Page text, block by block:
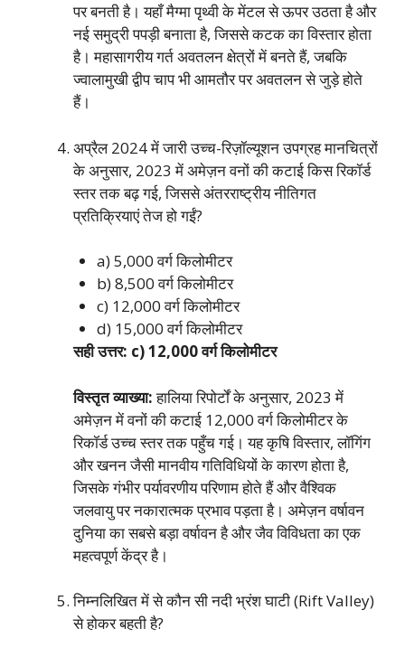
पर बनती है। यहाँ मैग्मा पृथ्वी के मेंटल से ऊपर उठता है और
नई समुद्री पपड़ी बनाता है, जिससे कटक का विस्तार होता
है। महासागरीय गर्त अवतलन क्षेत्रों में बनते हैं, जबकि
ज्वालामुखी द्वीप चाप भी आमतौर पर अवतलन से जुड़े होते
हैं।
अप्रैल 2024 में जारी उच्च-रिज़ॉल्यूशन उपग्रह मानचित्रों
के अनुसार, 2023 में अमेज़न वनों की कटाई किस रिकॉर्ड
स्तर तक बढ़ गई, जिससे अंतरराष्ट्रीय नीतिगत
प्रतिक्रियाएं तेज हो गईं?
a) 5,000 वर्ग किलोमीटर
b) 8,500 वर्ग किलोमीटर
c) 12,000 वर्ग किलोमीटर
d) 15,000 वर्ग किलोमीटर
सही उत्तर: c) 12,000 वर्ग किलोमीटर
विस्तृत व्याख्या:हालिया रिपोर्टों के अनुसार, 2023 में
अमेज़न में वनों की कटाई 12,000 वर्ग किलोमीटर के
रिकॉर्ड उच्च स्तर तक पहुँच गई। यह कृषि विस्तार, लॉगिंग
और खनन जैसी मानवीय गतिविधियों के कारण होता है,
जिसके गंभीर पर्यावरणीय परिणाम होते हैं और वैश्विक
जलवायु पर नकारात्मक प्रभाव पड़ता है। अमेज़न वर्षावन
दुनिया का सबसे बड़ा वर्षावन है और जैव विविधता का एक
महत्वपूर्ण केंद्र है।
निम्नलिखित में से कौन सी नदी भ्रंश घाटी (Rift Valley)
से होकर बहती है?